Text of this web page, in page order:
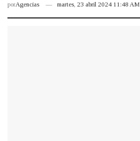
porAgencias martes, 23 abril 2024 11:48 AM